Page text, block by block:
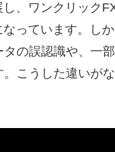
、ワンクリック
っています。し
の誤認識や、一
こうした違いが